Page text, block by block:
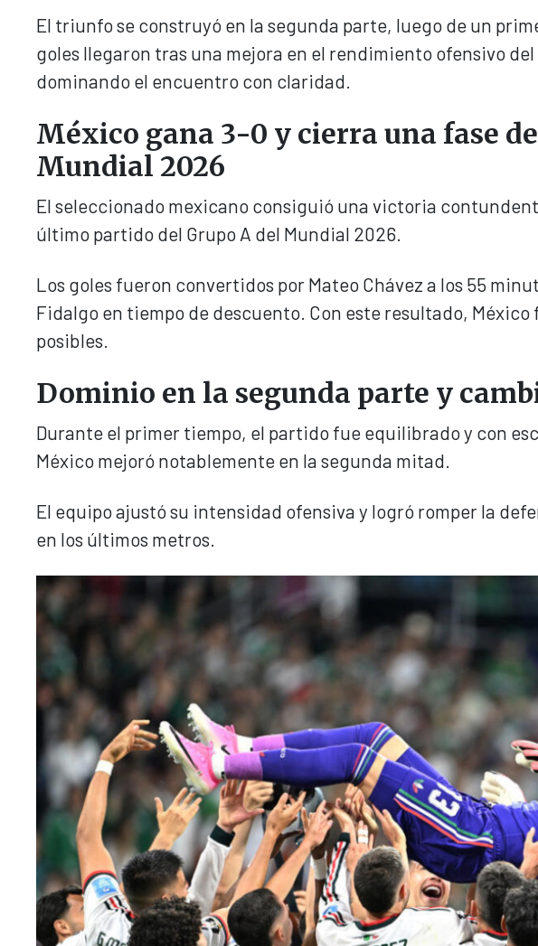
El triunfo se construyó en la segunda parte, luego de un
goles llegaron tras una mejora en el rendimiento ofensivo
dominando el encuentro con claridad.
México gana 3-0 y cierra una fase
Mundial 2026
El seleccionado mexicano consiguió una victoria
último partido del Grupo A del Mundial 2026.
Los goles fueron convertidos por Mateo Chávez a los 55
Fidalgo en tiempo de descuento. Con este resultado,
posibles.
Dominio en la segunda parte y
Durante el primer tiempo, el partido fue equilibrado y con
México mejoró notablemente en la segunda mitad.
El equipo ajustó su intensidad ofensiva y logró romper la
en los últimos metros.